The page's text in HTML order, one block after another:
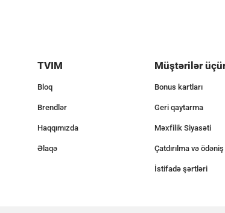
TVIM
Bloq
Brendlər
Haqqımızda
Əlaqə
Müştərilər
Bonus kartları
Geri qaytarma
Məxfilik Siyasəti
Çatdırılma və ödəniş
İstifadə şərtləri